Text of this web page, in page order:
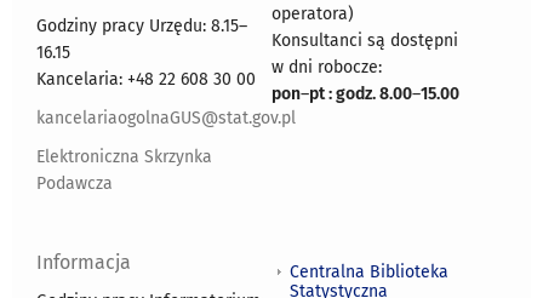
Godziny pracy Urzędu: 8.15–
16.15
Kancelaria: +48 22 608 30 00
kancelariaogolnaGUS@stat.gov.pl
Elektroniczna Skrzynka
Podawcza
operatora)
Konsultanci są dostępni
w dni robocze:
pon–pt : godz. 8.00–15.00
Informacja
Centralna Biblioteka
Statystyczna